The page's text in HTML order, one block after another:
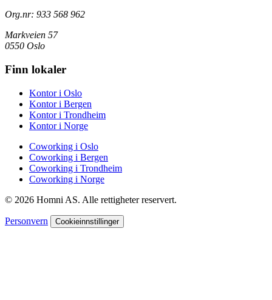
Org.nr: 933 568 962
Markveien 57
0550 Oslo
Finn lokaler
Kontor i Oslo
Kontor i Bergen
Kontor i Trondheim
Kontor i Norge
Coworking i Oslo
Coworking i Bergen
Coworking i Trondheim
Coworking i Norge
© 2026 Homni AS. Alle rettigheter reservert.
Personvern Cookieinnstillinger